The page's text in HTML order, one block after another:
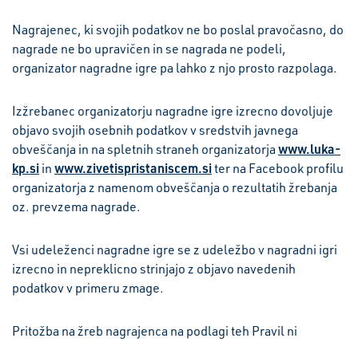
Nagrajenec, ki svojih podatkov ne bo poslal pravočasno, do
nagrade ne bo upravičen in se nagrada ne podeli,
organizator nagradne igre pa lahko z njo prosto razpolaga.
Izžrebanec organizatorju nagradne igre izrecno dovoljuje
objavo svojih osebnih podatkov v sredstvih javnega
obveščanja in na spletnih straneh organizatorja www.luka-
kp.si in www.zivetispristaniscem.siter na Facebook profilu
organizatorja z namenom obveščanja o rezultatih žrebanja
oz. prevzema nagrade.
Vsi udeleženci nagradne igre se z udeležbo v nagradni igri
izrecno in nepreklicno strinjajo z objavo navedenih
podatkov v primeru zmage.
Pritožba na žreb nagrajenca na podlagi teh Pravil ni